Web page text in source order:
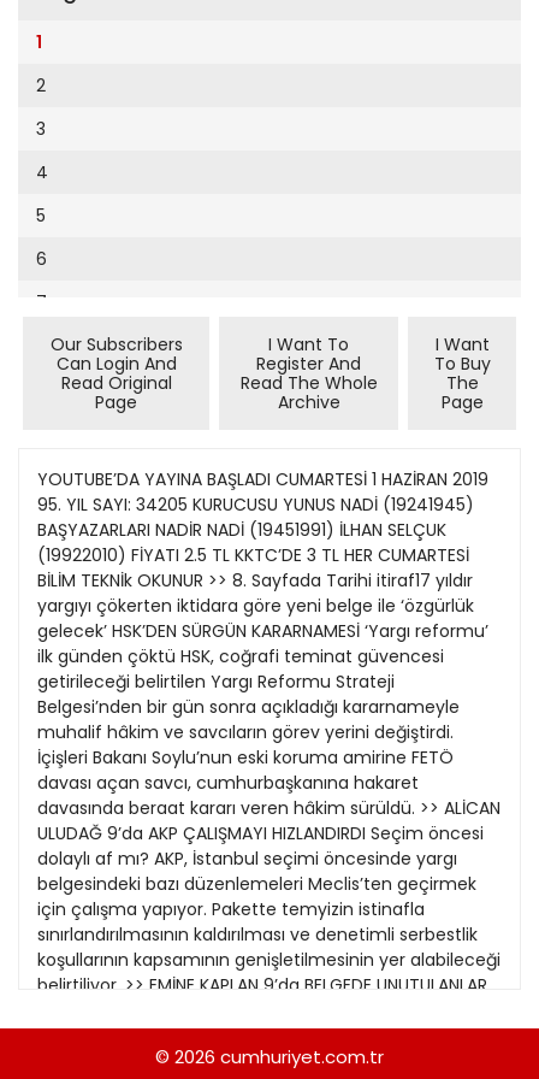
Cumhuriyet Sağlıklı Beslenme
Cumhuriyet Sokak
Cumhuriyet Spor
Cumhuriyet Strateji
Cumhuriyet Tarım
Cumhuriyet Yılbaşı
Çerçeve Eki
Dergi Eki
Ekonomi Eki
Evleniyoruz
Güney Dogu
Kitap Eki
Özel Ekler
Özel Okullar
Sevgililer Günü
Siyaset Eki
Sürdürülebilir yaşam
Turizm Eki
Yerel Yönetimler
1994
1991
1990
1989
1988
1987
1986
1985
1984
1983
1982
1981
1980
9
10
11
12
13
14
15
16
19
20
21
22
23
24
25
26
27
28
29
30
1
2
3
4
5
6
7
11
12
13
14
15
16
Our Subscribers
Can Login And
Read Original
Page
I Want To
Register And
Read The Whole
Archive
I Want
To Buy
The
Page
YOUTUBE’DA YAYINA BAŞLADI CUMARTESİ 1 HAZİRAN 2019
95. YIL SAYI: 34205 KURUCUSU YUNUS NADİ (19241945)
BAŞYAZARLARI NADİR NADİ (19451991) İLHAN SELÇUK
(19922010) FİYATI 2.5 TL KKTC’DE 3 TL HER CUMARTESİ
BİLİM TEKNİk OKUNUR >> 8. Sayfada Tarihi itiraf17 yıldır
yargıyı çökerten iktidara göre yeni belge ile ‘özgürlük
gelecek’ HSK’DEN SÜRGÜN KARARNAMESİ ‘Yargı reformu’
ilk günden çöktü HSK, coğrafi teminat güvencesi
getirileceği belirtilen Yargı Reformu Strateji
Belgesi’nden bir gün sonra açıkladığı kararnameyle
muhalif hâkim ve savcıların görev yerini değiştirdi.
İçişleri Bakanı Soylu’nun eski koruma amirine FETÖ
davası açan savcı, cumhurbaşkanına hakaret
davasında beraat kararı veren hâkim sürüldü. >> ALİCAN
ULUDAĞ 9’da AKP ÇALIŞMAYI HIZLANDIRDI Seçim öncesi
dolaylı af mı? AKP, İstanbul seçimi öncesinde yargı
belgesindeki bazı düzenlemeleri Meclis’ten geçirmek
için çalışma yapıyor. Pakette temyizin istinafla
sınırlandırılmasının kaldırılması ve denetimli serbestlik
koşullarının kapsamının genişletilmesinin yer alabileceği
belirtiliyor. >> EMİNE KAPLAN 9’da BELGEDE UNUTULANLAR
Strateji Belgesi, Türkiye’de bağımsız yar gı ve adaletin
yok edildiğinin itirafı oldu. İktidar övünse de belgede
© 2026 cumhuriyet.com.tr